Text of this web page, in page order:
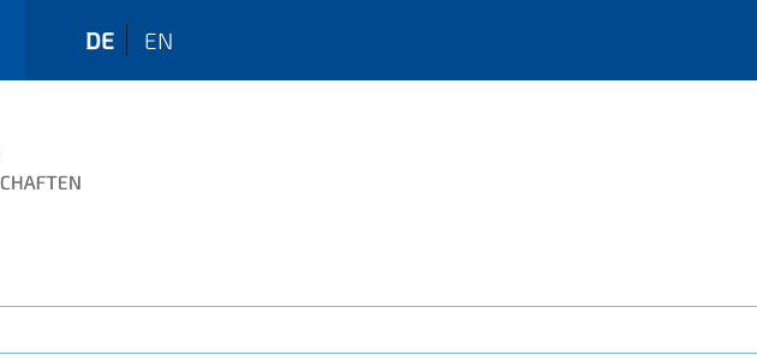
DE EN